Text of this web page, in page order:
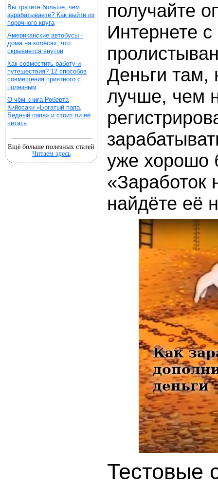
Вы тратите больше, чем
зарабатываете? Как выйти из
порочного круга
Американские автобусы -
дома на колёсах, что
скрывается внутри
Как совместить работу и
путешествия? 12 способов
совмещения приятного с
полезным
О чём книга Роберта
Кийосаки «Богатый папа,
Бедный папа» и стоит ли её
читать
Ещё больше полезных статей
Читаем здесь
получайте
Интернете
Деньги там,
лучше, чем
уже хорошо
«Заработок
найдёте её
Тестовые